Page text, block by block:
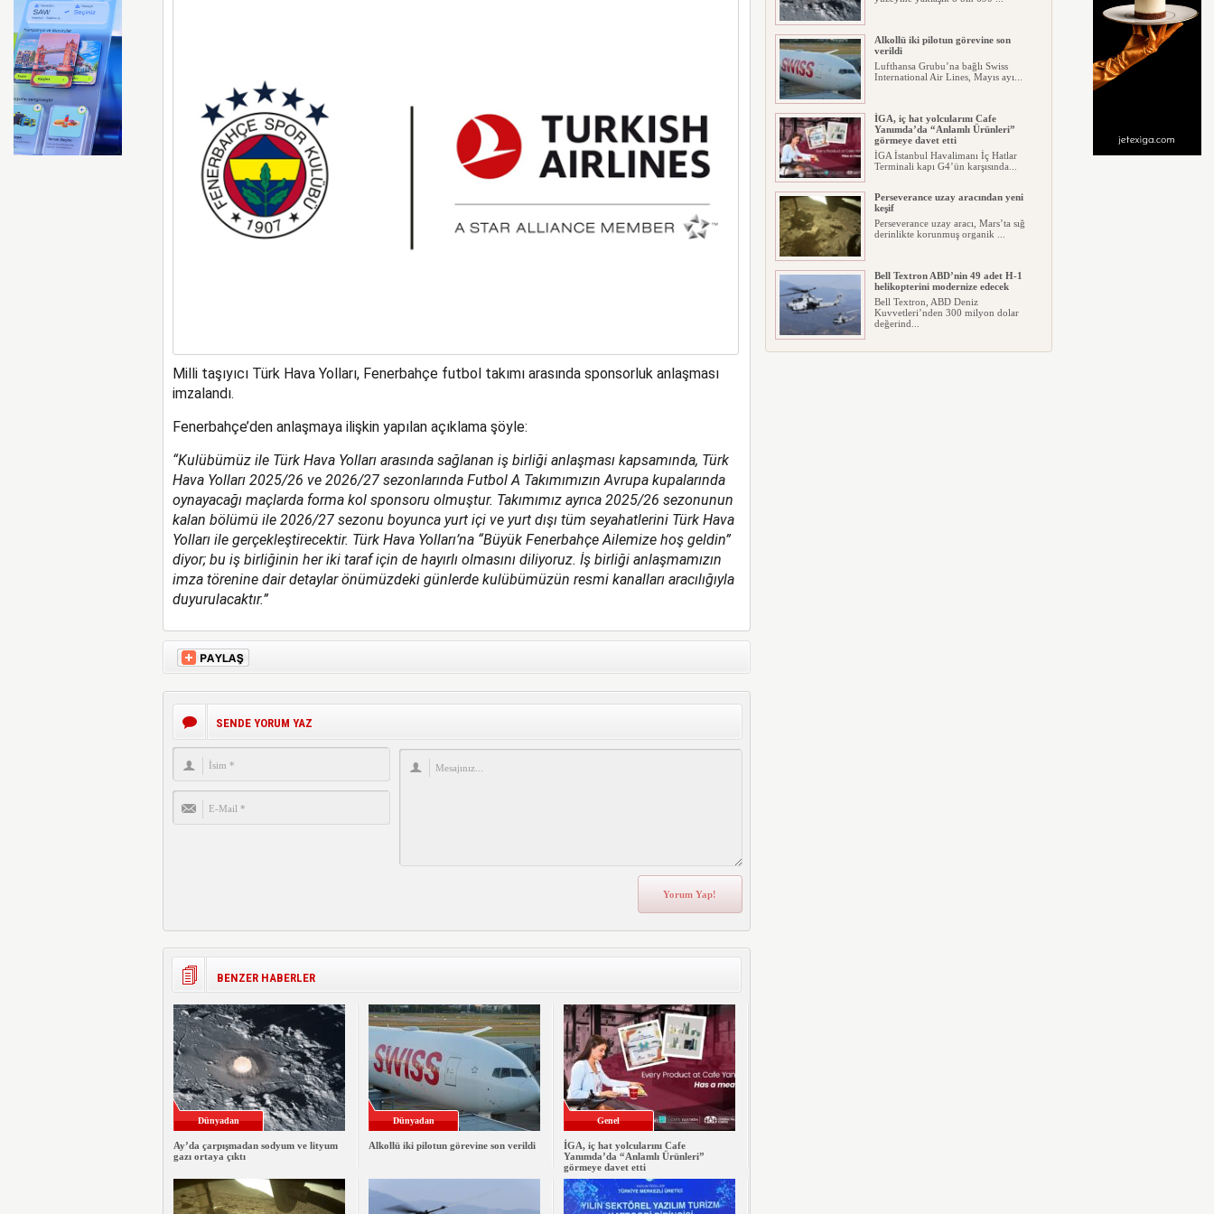
Milli taşıyıcı Türk Hava Yolları, Fenerbahçe futbol takımı arasında sponsorluk anlaşması
imzalandı.
Fenerbahçe’den anlaşmaya ilişkin yapılan açıklama şöyle:
“Kulübümüz ile Türk Hava Yolları arasında sağlanan iş birliği anlaşması kapsamında, Türk
Hava Yolları 2025/26 ve 2026/27 sezonlarında Futbol A Takımımızın Avrupa kupalarında
oynayacağı maçlarda forma kol sponsoru olmuştur. Takımımız ayrıca 2025/26 sezonunun
kalan bölümü ile 2026/27 sezonu boyunca yurt içi ve yurt dışı tüm seyahatlerini Türk Hava
Yolları ile gerçekleştirecektir. Türk Hava Yolları’na “Büyük Fenerbahçe Ailemize hoş geldin”
diyor; bu iş birliğinin her iki taraf için de hayırlı olmasını diliyoruz. İş birliği anlaşmamızın
imza törenine dair detaylar önümüzdeki günlerde kulübümüzün resmi kanalları aracılığıyla
duyurulacaktır.”
SENDE YORUM YAZ
BENZER HABERLER
Dünyadan
Ay’da çarpışmadan sodyum ve lityum
gazı ortaya çıktı
Dünyadan
Alkollü iki pilotun görevine son verildi
Genel
İGA, iç hat yolcularını Cafe
Yanımda’da “Anlamlı Ürünleri”
görmeye davet etti
Alkollü iki pilotun görevine son
verildi
Lufthansa Grubu’na bağlı Swiss
International Air Lines, Mayıs ayı...
İGA, iç hat yolcularını Cafe
Yanımda’da “Anlamlı Ürünleri”
görmeye davet etti
İGA İstanbul Havalimanı İç Hatlar
Terminali kapı G4’ün karşısında...
Perseverance uzay aracından yeni
keşif
Perseverance uzay aracı, Mars’ta sığ
derinlikte korunmuş organik ...
Bell Textron ABD’nin 49 adet H-1
helikopterini modernize edecek
Bell Textron, ABD Deniz
Kuvvetleri’nden 300 milyon dolar
değerind...
Hitit Bilişim 500’de Sektörel Yazılım